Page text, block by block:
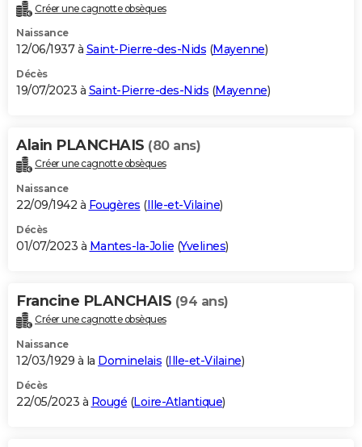
Créer une cagnotte obsèques
Naissance
12/06/1937 à Saint-Pierre-des-Nids (Mayenne)
Décès
19/07/2023 à Saint-Pierre-des-Nids (Mayenne)
Alain PLANCHAIS (80 ans)
Créer une cagnotte obsèques
Naissance
22/09/1942 à Fougères (Ille-et-Vilaine)
Décès
01/07/2023 à Mantes-la-Jolie (Yvelines)
Francine PLANCHAIS (94 ans)
Créer une cagnotte obsèques
Naissance
12/03/1929 à la Dominelais (Ille-et-Vilaine)
Décès
22/05/2023 à Rougé (Loire-Atlantique)